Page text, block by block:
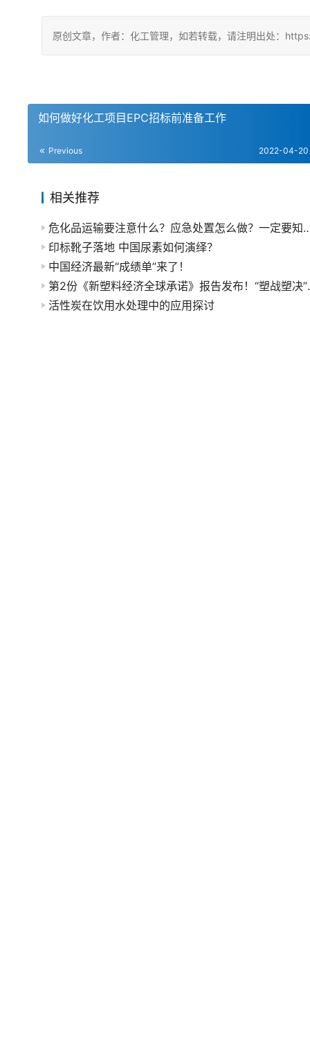
原创文章，作者：化工管理，如若转载，请注明出处：
如何做好化工项目EPC招标前准备工作
Previous 2022-04-20
相关推荐
危化品运输要注意什么？应
印标靴子落地 中国尿素如何演绎？
​中国经济最新“成绩单”来了！
第2份《
活性炭在饮用水处理中的应用探讨